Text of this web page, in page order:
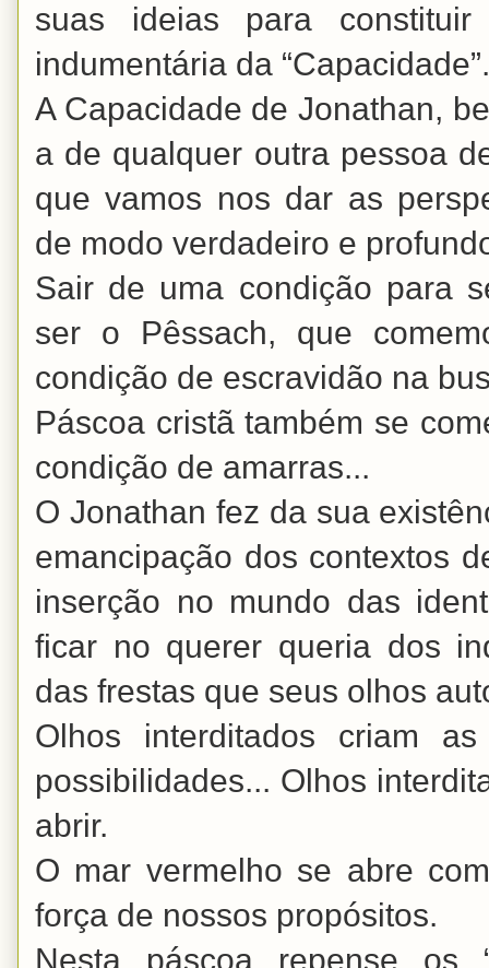
suas ideias para
indumentária da “Capacidade”.
A Capacidade de Jonathan,
a de qualquer outra pessoa
que vamos nos dar as
de modo verdadeiro e
Sair de uma condição para
ser o Pêssach, que
condição de escravidão na
Páscoa cristã também se
condição de amarras...
O Jonathan fez da sua
emancipação dos contextos
inserção no mundo das
ficar no querer queria dos
das frestas que seus olhos
Olhos interditados criam
possibilidades... Olhos
abrir.
O mar vermelho se abre
força de nossos propósitos.
Nesta páscoa repense os